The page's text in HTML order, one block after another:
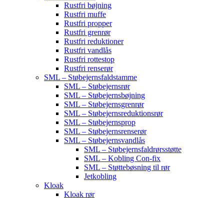
Rustfri bøjning
Rustfri muffe
Rustfri propper
Rustfri grenrør
Rustfri reduktioner
Rustfri vandlås
Rustfri rottestop
Rustfri renserør
SML – Støbejernsfaldstamme
SML – Støbejernsrør
SML – Støbejernsbøjning
SML – Støbejernsgrenrør
SML – Støbejernsreduktionsrør
SML – Støbejernsprop
SML – Støbejernsrenserør
SML – Støbejernsvandlås
SML – Støbejernsfaldrørsstøtte
SML – Kobling Con-fix
SML – Støttebøsning til rør
Jetkobling
Kloak
Kloak rør